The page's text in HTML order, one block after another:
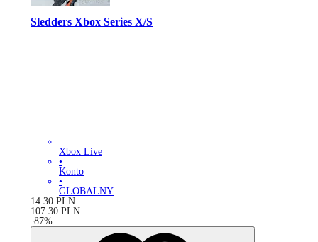
Sledders Xbox Series X/S
Xbox Live
•
Konto
•
GLOBALNY
14.30 PLN
107.30 PLN
-87%